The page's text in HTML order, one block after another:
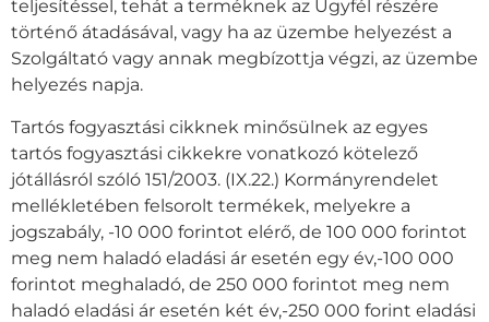
teljesítéssel, tehát a terméknek az Ügyfél részére
történő átadásával, vagy ha az üzembe helyezést a
Szolgáltató vagy annak megbízottja végzi, az üzembe
helyezés napja.
Tartós fogyasztási cikknek minősülnek az egyes
tartós fogyasztási cikkekre vonatkozó kötelező
jótállásról szóló 151/2003. (IX.22.) Kormányrendelet
mellékletében felsorolt termékek, melyekre a
jogszabály, -10 000 forintot elérő, de 100 000 forintot
meg nem haladó eladási ár esetén egy év,-100 000
forintot meghaladó, de 250 000 forintot meg nem
haladó eladási ár esetén két év,-250 000 forint eladási